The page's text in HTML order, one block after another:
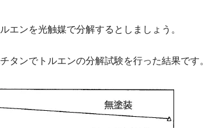
エンを光触媒で分解するとしましょう。
タンでトルエンの分解試験を行った結果です。